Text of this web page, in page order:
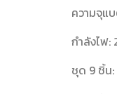
ความจุแ
กำลังไฟ:
ชุด 9 ชิ้น: